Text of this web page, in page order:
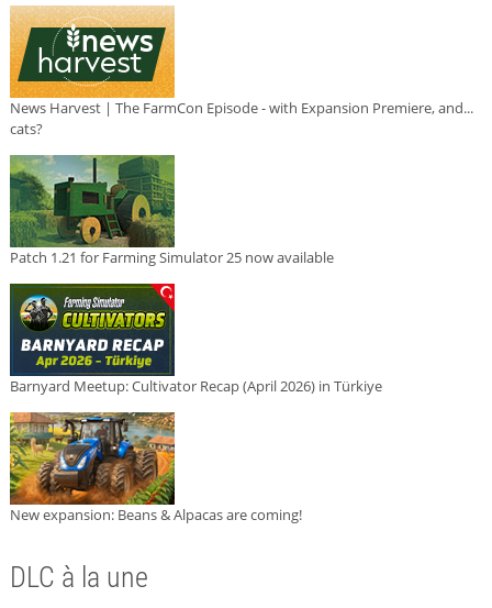
News Harvest | The FarmCon Episode - with Expansion Premiere, and...
cats?
Patch 1.21 for Farming Simulator 25 now available
Barnyard Meetup: Cultivator Recap (April 2026) in Türkiye
New expansion: Beans & Alpacas are coming!
DLC à la une